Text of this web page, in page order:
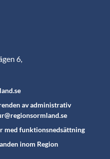
6,
av administrativ
med funktionsnedsättning
inom Region